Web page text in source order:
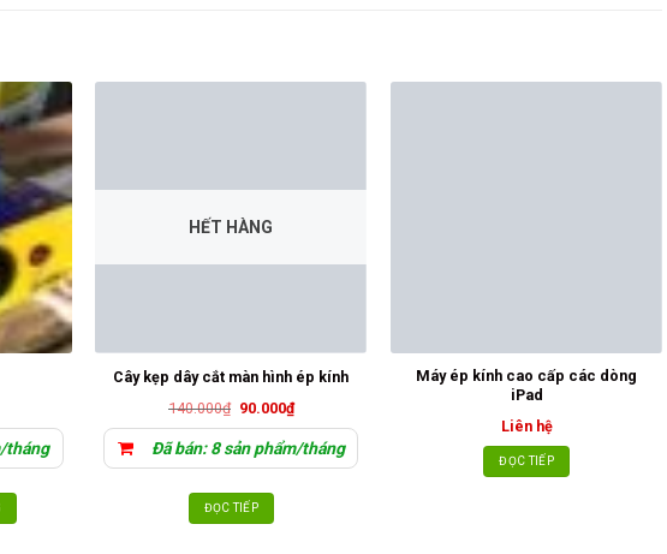
tháng
HẾT HÀNG
Cây kẹp dây cắt màn hình ép kính
140.000₫ Giá
140.000₫.
90.000₫Giá
hiện
là:
90.000₫.
Đã bán: 8 sản phẩm/tháng
ĐỌC TIẾP
Máy ép kính cao cấp các dòng
iPad
Liên hệ
ĐỌC TIẾP